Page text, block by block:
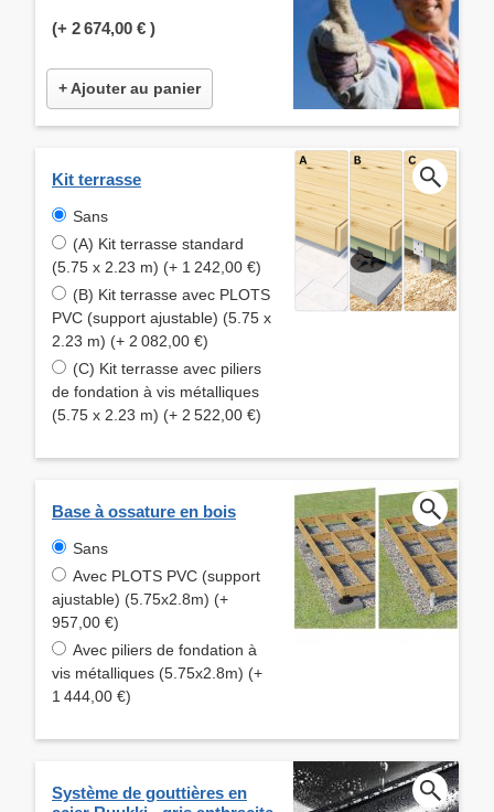
(+ 2 674,00 € )
+ Ajouter au panier
Kit terrasse
Sans
(A) Kit terrasse standard
(5.75 x 2.23 m) (+ 1 242,00 €)
(B) Kit terrasse avec PLOTS
PVC (support ajustable) (5.75 x
2.23 m) (+ 2 082,00 €)
(C) Kit terrasse avec piliers
de fondation à vis métalliques
(5.75 x 2.23 m) (+ 2 522,00 €)
Base à ossature en bois
Sans
Avec PLOTS PVC (support
ajustable) (5.75x2.8m) (+
957,00 €)
Avec piliers de fondation à
vis métalliques (5.75x2.8m) (+
1 444,00 €)
Système de gouttières en